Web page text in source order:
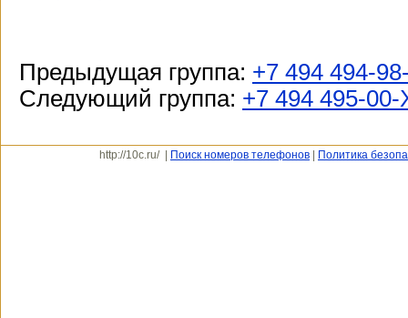
Предыдущая группа: +7 494 494-
Следующий группа: +7 494 495-00-
http://10c.ru/ | Поиск номеров телефонов Политика